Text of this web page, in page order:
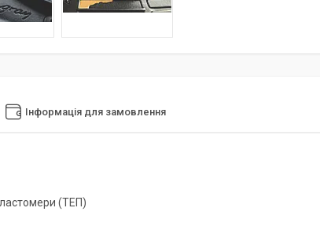
Інформація для замовлення
(ТЕП)